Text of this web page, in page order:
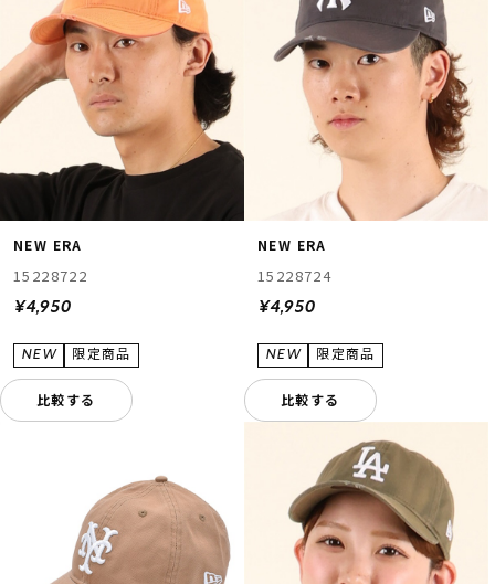
NEW ERA
15228722
¥4,950
比較する
NEW ERA
15228724
¥4,950
比較する